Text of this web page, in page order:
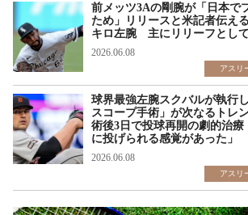
前メッツ3Aの剛腕が「日本で
ため」リリースと米記者伝え
キロ左腕 主にリリーフとし
2026.06.08
アスリ
球界最強左腕スクバルが執行
スコープ手術」が次なるトレ
術後3日で投球再開の劇的治療
に投げられる感覚があった」
2026.06.08
アスリ